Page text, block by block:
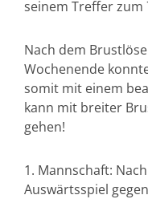
seinem Treffer zum
Nach dem
Wochenende
somit mit einem
kann mit breiter
gehen!
1. Mannschaft:
Auswärtsspiel